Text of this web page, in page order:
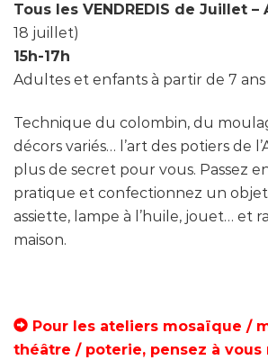
Tous les VENDREDIS de Juillet –
18 juillet)
15h-17h
Adultes et enfants à partir de 7 ans
Technique du colombin, du
décors variés… l’art des potiers de
plus de secret pour vous. Passez
pratique et confectionnez un
assiette, lampe à l’huile, jouet… et
maison.
Pour les ateliers mosaïque /
théâtre / poterie, pensez à vous